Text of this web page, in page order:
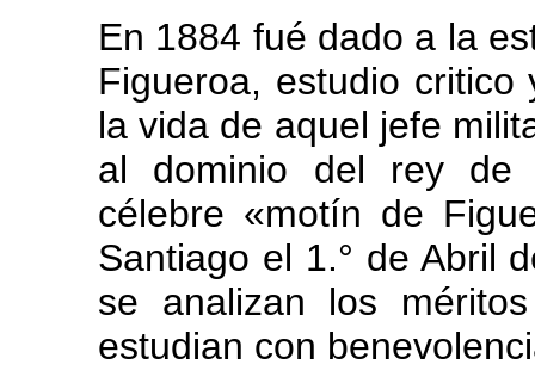
En 1884 fué dado a la
Figueroa, estudio
la vida de aquel jefe
al dominio del rey de
célebre «motín de
Santiago el 1.° de Abril
se analizan los
estudian con